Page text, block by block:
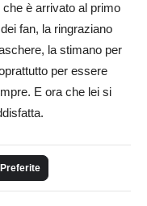
è arrivato al primo
fan, la ringraziano
la stimano per
per essere
E ora che lei si
Preferite